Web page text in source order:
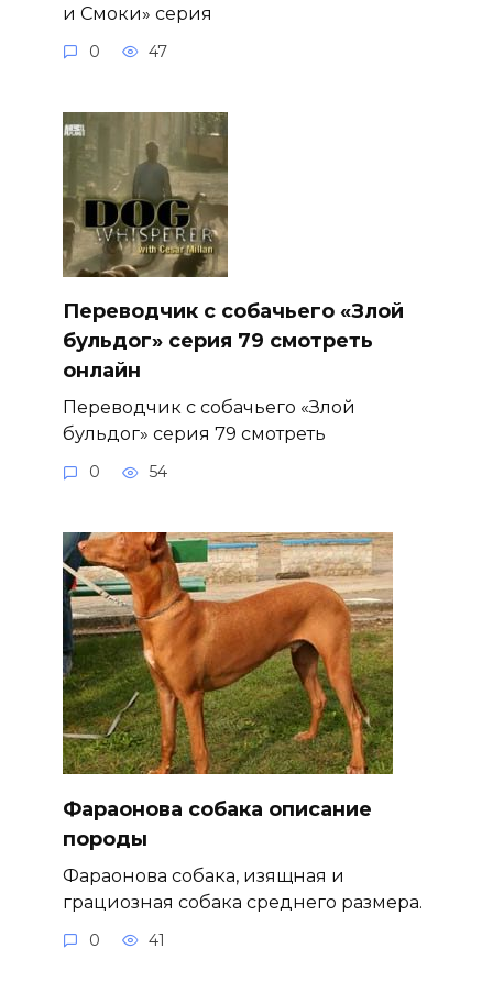
и Смоки» серия
0 47
Переводчик с собачьего «Злой
бульдог» серия 79 смотреть
онлайн
Переводчик с собачьего «Злой
бульдог» серия 79 смотреть
0 54
Фараонова собака описание
породы
Фараонова собака, изящная и
грациозная собака среднего размера.
0 41